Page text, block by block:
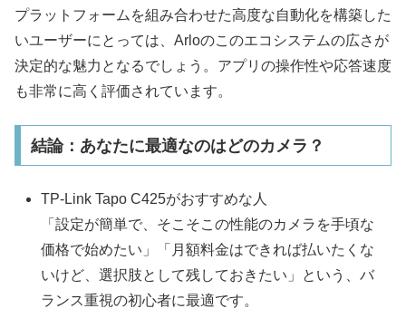
プラットフォームを組み合わせた高度な自動化を構築した
いユーザーにとっては、Arloのこのエコシステムの広さが
決定的な魅力となるでしょう。アプリの操作性や応答速度
も非常に高く評価されています。​
結論：あなたに最適なのはどのカメラ？
TP-Link Tapo C425がおすすめな人
「設定が簡単で、そこそこの性能のカメラを手頃な
価格で始めたい」「月額料金はできれば払いたくな
いけど、選択肢として残しておきたい」という、バ
ランス重視の初心者に最適です。